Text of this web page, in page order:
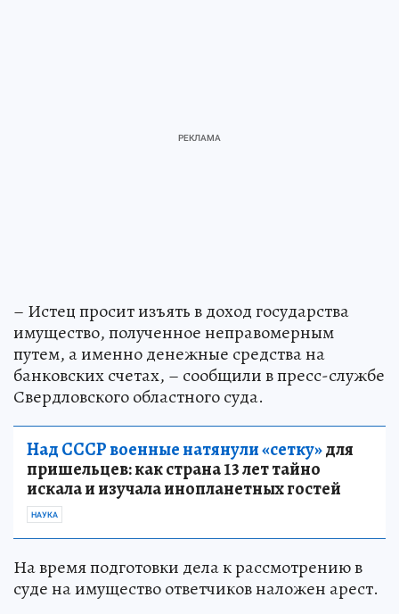
– Истец просит изъять в доход государства
имущество, полученное неправомерным
путем, а именно денежные средства на
банковских счетах, – сообщили в пресс-службе
Свердловского областного суда.
Над СССР военные натянули «сетку»для
пришельцев: как страна 13 лет тайно
искала и изучала инопланетных гостей
НАУКА
На время подготовки дела к рассмотрению в
суде на имущество ответчиков наложен арест.